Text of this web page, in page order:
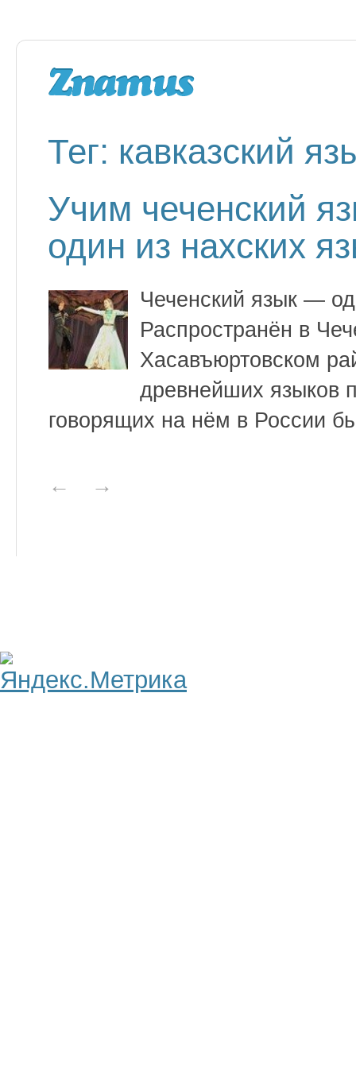
Тег: кавказский
Учим чеченский
один из нахских
Чеченский язык —
Распространён в
Хасавъюртовском
древнейших языков
говорящих на нём в России
← →